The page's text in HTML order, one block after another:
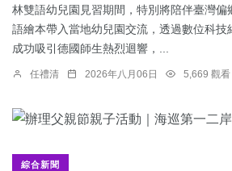
林雙語幼兒園見習期間，特別將陪伴臺灣偏
語繪本帶入當地幼兒園交流，透過數位科技
成功吸引德國師生熱烈迴響，...
任禮清 2026年八月06日 5,669 觀看
綜合新聞